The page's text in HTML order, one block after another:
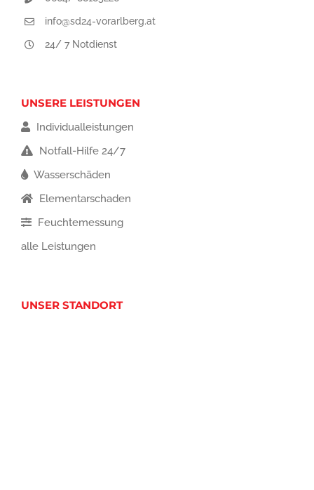
info@sd24-vorarlberg.at
24/ 7 Notdienst
UNSERE LEISTUNGEN
Individualleistungen
Notfall-Hilfe 24/7
Wasserschäden
Elementarschaden
Feuchtemessung
alle Leistungen
UNSER STANDORT